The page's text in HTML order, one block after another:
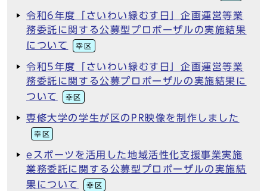
令和6年度「さいわい縁むす日」企画運営等業
務委託に関する公募型プロポーザルの実施結果
について
幸区
令和5年度「さいわい縁むす日」企画運営等業
務委託に関する公募プロポーザルの実施結果に
ついて
幸区
専修大学の学生が区のPR映像を制作しました
幸区
eスポーツを活用した地域活性化支援事業実施
業務委託に関する公募型プロポーザルの実施結
果について
幸区